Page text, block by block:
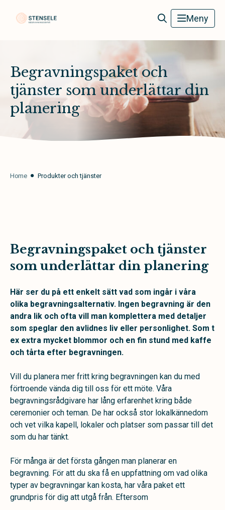
Meny
Begravningspaket och
tjänster som underlättar din
planering
Home Produkter och tjänster
Begravningspaket och tjänster
som underlättar din planering
Här ser du på ett enkelt sätt vad som ingår i våra
olika begravningsalternativ. Ingen begravning är den
andra lik och ofta vill man komplettera med detaljer
som speglar den avlidnes liv eller personlighet. Som t
ex extra mycket blommor och en fin stund med kaffe
och tårta efter begravningen.
Vill du planera mer fritt kring begravningen kan du med
förtroende vända dig till oss för ett möte. Våra
begravningsrådgivare har lång erfarenhet kring både
ceremonier och teman. De har också stor lokalkännedom
och vet vilka kapell, lokaler och platser som passar till det
som du har tänkt.
För många är det första gången man planerar en
begravning. För att du ska få en uppfattning om vad olika
typer av begravningar kan kosta, har våra paket ett
grundpris för dig att utgå från. Eftersom